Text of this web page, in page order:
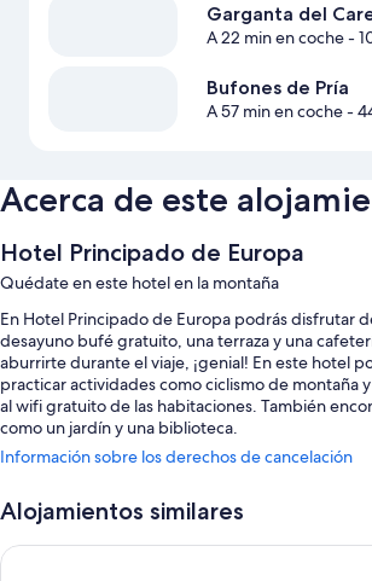
Garganta del
A 22 min en coche-
Bufones de Pría
A 57 min en coche-
Acerca de este
Hotel Principado de Europa
Quédate en este hotel en la montaña
En Hotel Principado de Europa podrás disfrutar
desayuno bufé gratuito, una terraza y una
aburrirte durante el viaje, ¡genial! En este hotel
practicar actividades como ciclismo de montaña
al wifi gratuito de las habitaciones. También
como un jardín y una biblioteca.
También hay otros servicios, como:
Una piscina al aire libre de temporada con
Un servicio de recepción las 24 horas,
Información sobre los derechos de cancelación
Alojamientos similares
Hotel Mestas